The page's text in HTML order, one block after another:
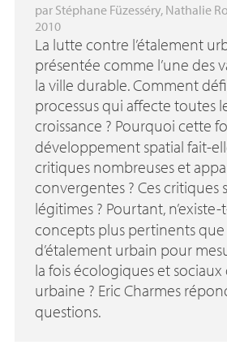
par Stéphane Füzesséry, Nathalie
2010
La lutte contre l’étalement
présentée comme l’une des
la ville durable. Comment
processus qui affecte toutes
croissance ? Pourquoi cette
développement spatial fait-
critiques nombreuses et
convergentes ? Ces critiques
légitimes ? Pourtant,
concepts plus pertinents
d’étalement urbain pour
la fois écologiques et sociaux
urbaine ? Eric Charmes
questions.